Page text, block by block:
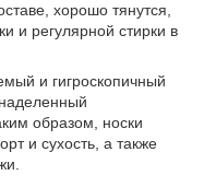
хорошо тянутся,
и регулярной стирки в
и гигроскопичный
образом, носки
и сухость, а также